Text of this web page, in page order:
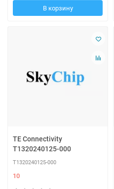
В корзину
TE Connectivity
T1320240125-000
T1320240125-000
10